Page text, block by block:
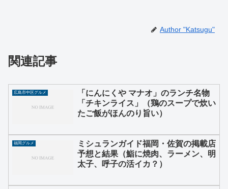
Author "Katsugu"
関連記事
広島市中区グルメ
「にんにくや マナオ」のランチ名物
「チキンライス」（鶏のスープで炊い
たご飯がほんのり旨い）
福岡グルメ
ミシュランガイド福岡・佐賀の掲載店
予想と結果（鮨に焼肉、ラーメン、明
太子、呼子の活イカ？）